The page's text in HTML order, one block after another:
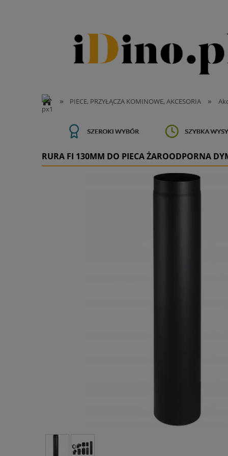
» PIECE, PRZYŁĄCZA KOMINOWE, AKCESORIA »
RURA FI 130MM DO PIECA ŻAROODPORNA